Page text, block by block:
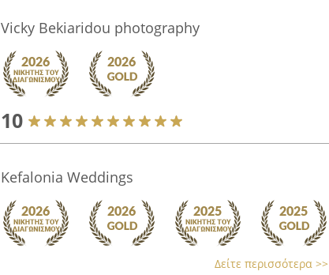
Vicky Bekiaridou photography
10
Kefalonia Weddings
Δείτε περισσότερα >>